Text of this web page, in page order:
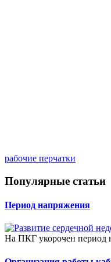
рабочие перчатки
Популярные статьи
Период напряжения
На ПКГ укорочен период